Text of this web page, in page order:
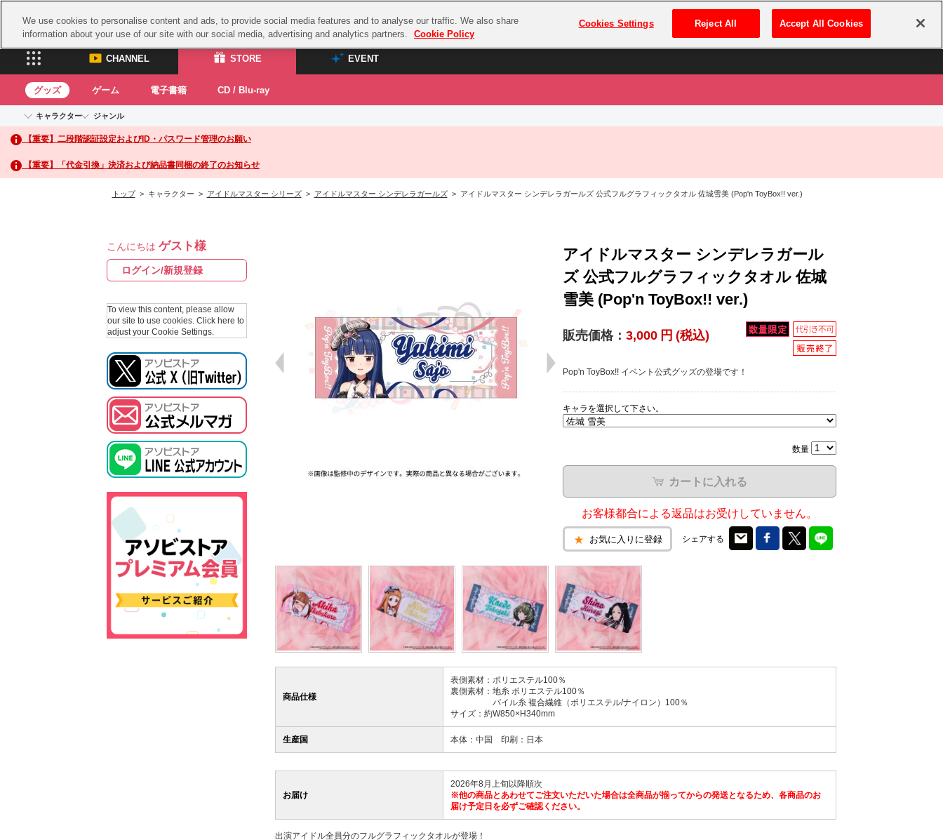
プレミアム会員とは ログイン・新規登録
CHANNEL STORE EVENT
CHANNEL
ASOBI CHANNEL TOP
STORE
ASOBI STORE TOP
グッズ
EVENT
ASOBI STAGE
グッズ ゲーム 電子書籍 CD / Blu-ray
キャラクター
アイドルマスターシリーズ
アイドルマスター
アイドルマスター シンデレラガールズ
アイドルマスター ミリオンライブ！
プロジェクトアイマス ヴイアライヴ
テイルズ オブ シリーズ
ラブライブ！サンシャイン‼
ラブライブ！虹ヶ咲学園スクールアイドル同好会
ジャンル
イベントグッズ
トイ・ホビー
【重要】二段階認証設定およびID・パスワード管理のお願い
【重要】「代金引換」決済および納品書同梱の終了のお知らせ
トップ> キャラクター > アイドルマスター シリーズ> アイドルマスター シンデレラガールズ> アイドルマスター シンデレラガールズ 公式フルグラフィックタオル 佐城雪美 (Pop'n ToyBox!! ver.)
こんにちは ゲスト様
ログイン/新規登録
To view this content, please allow
our site to use cookies. Click here to
adjust your Cookie Settings.
アイドルマスター シンデレラガール
ズ 公式フルグラフィックタオル 佐城
雪美 (Pop'n ToyBox!! ver.)
販売価格： 3,000 円 (税込)
Pop'n ToyBox!! イベント公式グッズの登場です！
キャラを選択して下さい。
数量
カートに入れる
お客様都合による返品はお受けしていません。
お気に入りに登録 シェアする
商品仕様
表側素材：ポリエステル100％
裏側素材：地糸 ポリエステル100％
パイル糸 複合繊維（ポリエステル/ナイロン）100％
サイズ：約W850×H340mm
生産国 本体：中国 印刷：日本
お届け
2026年8月上旬以降順次
※他の商品とあわせてご注文いただいた場合は全商品が揃ってからの発送となるため、各商品のお
届け予定日を必ずご確認ください。
出演アイドル全員分のフルグラフィックタオルが登場！
We use cookies to personalise content and ads, to provide social media features and to analyse our traffic. We also share
information about your use of our site with our social media, advertising and analytics partners.
Cookie Policy
Cookies Settings Reject All Accept All Cookies